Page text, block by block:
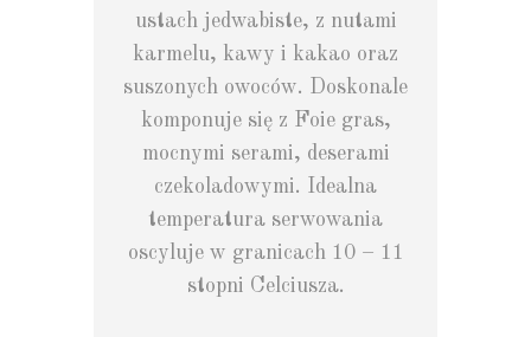
ustach jedwabiste, z nutami
karmelu, kawy i kakao oraz
suszonych owoców. Doskonale
komponuje się z Foie gras,
mocnymi serami, deserami
czekoladowymi. Idealna
temperatura serwowania
oscyluje w granicach 10 – 11
stopni Celciusza.